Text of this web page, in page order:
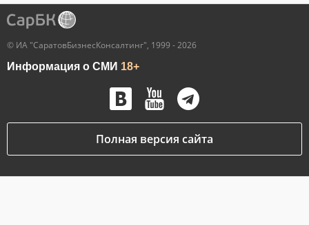
© ИА "СаратовБизнесКонсалтинг", 1999 - 2026
Информация о СМИ 18+
Полная версия сайта